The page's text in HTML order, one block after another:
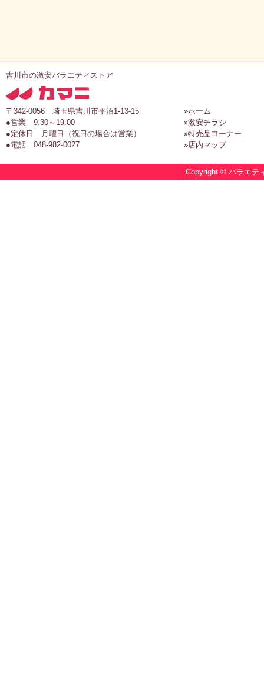
吉川市の激安バラエティストア
〒342-0056 埼玉県吉川市平沼1-13-15
●営業 9:30～19:00
●定休日 月曜日（祝日の場合は営業）
●電話 048-982-0027
»ホーム
»激安チラシ
»特売品コーナー
»店内マップ
Copyright © バラエ